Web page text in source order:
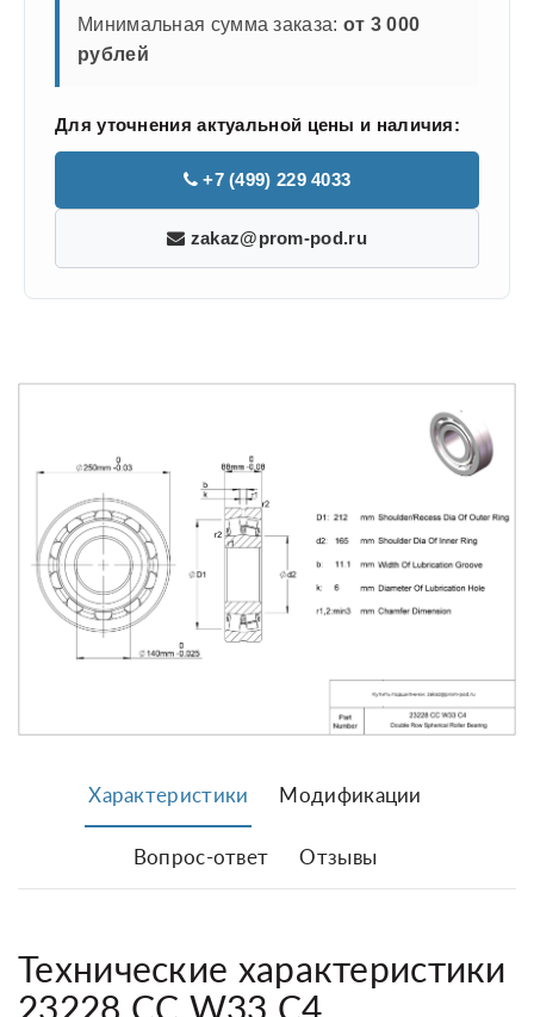
Минимальная сумма заказа: от 3 000
рублей
Для уточнения актуальной цены и наличия:
+7 (499) 229 4033
zakaz@prom-pod.ru
Характеристики Модификации
Вопрос-ответ Отзывы
Технические характеристики
23228 CC W33 C4